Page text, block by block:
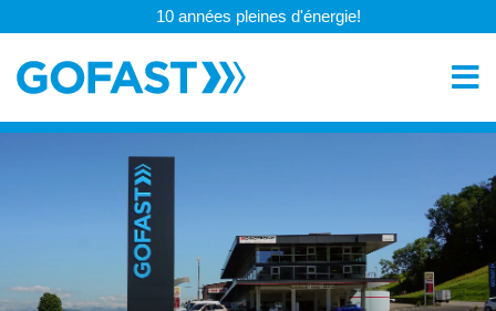
10 années pleines d'énergie!